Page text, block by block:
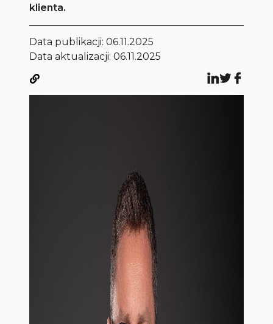
klienta.
Data publikacji:06.11.2025
Data aktualizacji: 06.11.2025